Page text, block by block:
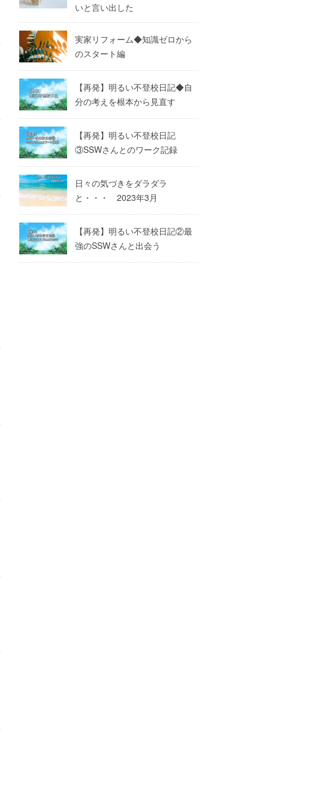
いと言い出した
実家リフォーム◆知識ゼロから
のスタート編
【再発】明るい不登校日記◆自
分の考えを根本から見直す
【再発】明るい不登校日記
③SSWさんとのワーク記録
日々の気づきをダラダラ
と・・・ 2023年3月
【再発】明るい不登校日記②最
強のSSWさんと出会う